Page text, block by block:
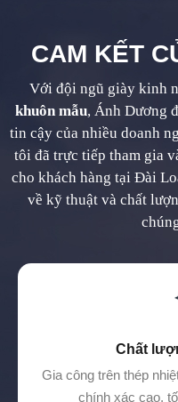
CAM KẾT
Với đội ngũ giày kinh
khuôn mẫu, Ánh Dương
tin cậy của nhiều doanh
tôi đã trực tiếp tham gia
cho khách hàng tại Đài
về kỹ thuật và chất
Chất
Gia công trên thép
chính xác cao,